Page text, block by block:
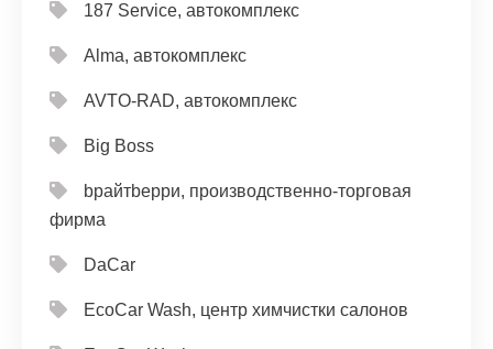
187 Service, автокомплекс
Alma, автокомплекс
AVTO-RAD, автокомплекс
Big Boss
bрайтbерри, производственно-торговая
фирма
DaCar
EcoCar Wash, центр химчистки салонов